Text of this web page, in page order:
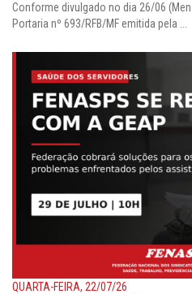
Conforme divulgado no dia 26/06
Portaria nº 693/RFB/MF emitida pela ...
QUARTA-FEIRA, 22/07/26